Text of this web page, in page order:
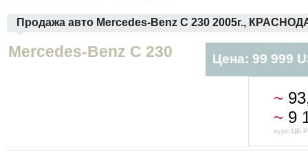
Продажа авто Mercedes-Benz C 230 2005г.,
Mercedes-Benz C 230 Цена: 99 999
~
~ 9
курс ЦБ